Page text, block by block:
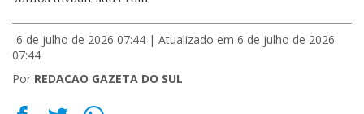
6 de julho de 2026 07:44 | Atualizado em 6 de julho de 2026
07:44
Por REDACAO GAZETA DO SUL